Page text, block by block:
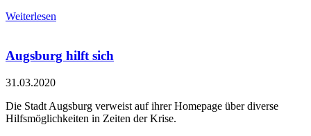
Weiterlesen
Augsburg hilft sich
31.03.2020
Die Stadt Augsburg verweist auf ihrer Homepage über diverse
Hilfsmöglichkeiten in Zeiten der Krise.